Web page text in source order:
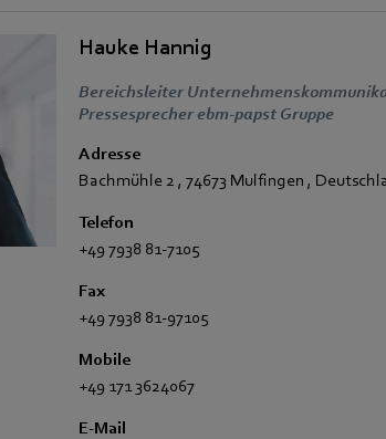
Hauke Hannig
Bereichsleiter
Pressesprecher ebm-papst Gruppe
Adresse
Bachmühle 2 , 74673 Mulfingen ,
Telefon
+49 7938 81-7105
Fax
+49 7938 81-97105
Mobile
+49 171 3624067
E-Mail